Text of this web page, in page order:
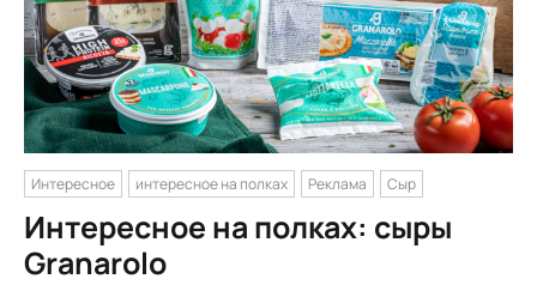
Интересное интересное на полках Реклама Сыр
Интересное на полках: сыры
Granarolo